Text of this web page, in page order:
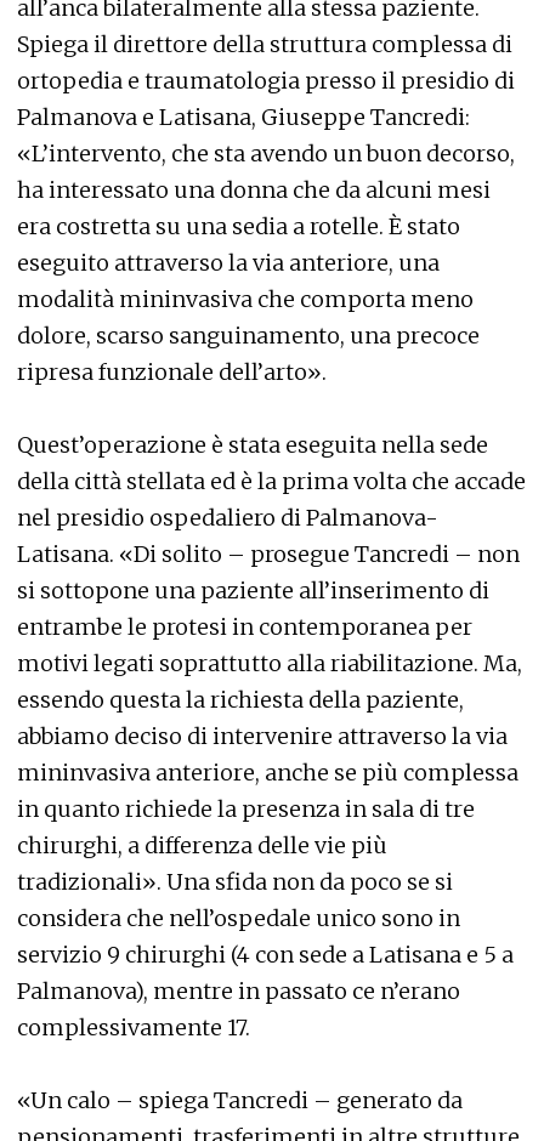
all’anca bilateralmente alla stessa paziente.
Spiega il direttore della struttura complessa di
ortopedia e traumatologia presso il presidio di
Palmanova e Latisana, Giuseppe Tancredi:
«L’intervento, che sta avendo un buon decorso,
ha interessato una donna che da alcuni mesi
era costretta su una sedia a rotelle. È stato
eseguito attraverso la via anteriore, una
modalità mininvasiva che comporta meno
dolore, scarso sanguinamento, una precoce
ripresa funzionale dell’arto».
Quest’operazione è stata eseguita nella sede
della città stellata ed è la prima volta che accade
nel presidio ospedaliero di Palmanova-
Latisana. «Di solito – prosegue Tancredi – non
si sottopone una paziente all’inserimento di
entrambe le protesi in contemporanea per
motivi legati soprattutto alla riabilitazione. Ma,
essendo questa la richiesta della paziente,
abbiamo deciso di intervenire attraverso la via
mininvasiva anteriore, anche se più complessa
in quanto richiede la presenza in sala di tre
chirurghi, a differenza delle vie più
tradizionali». Una sfida non da poco se si
considera che nell’ospedale unico sono in
servizio 9 chirurghi (4 con sede a Latisana e 5 a
Palmanova), mentre in passato ce n’erano
complessivamente 17.
«Un calo – spiega Tancredi – generato da